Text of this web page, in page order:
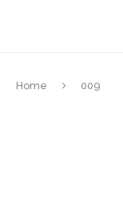
Home 009